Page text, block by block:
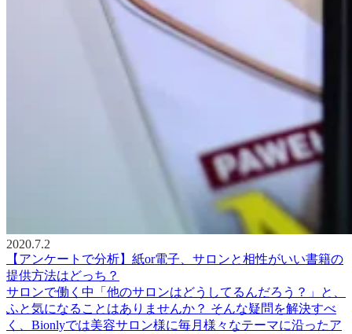
2020.7.2
【アンケートで分析】紙or電子、サロンと相性がいい書籍の
提供方法はどっち？
サロンで働く中「他のサロンはどうしてるんだろう？」と、
ふと気になることはありませんか？ そんな疑問を解決すべ
く、Bionlyでは美容サロン様に毎月様々なテーマに沿ったア